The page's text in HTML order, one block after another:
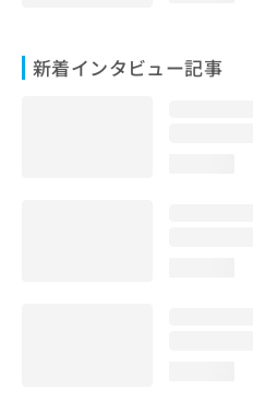
新着インタビュー記事